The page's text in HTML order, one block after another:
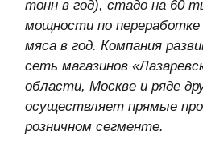
Рестораторы ищут новые вкусы и
аутентичной кухне разных стран, это
тренд последних лет. И для меня самой
национальное блюдо южноафриканских
стал настоящим открытием. Но новое
находить и в локальных традициях.
нас есть крафтовый мясной продукт,
полюбившийся потребителям, —